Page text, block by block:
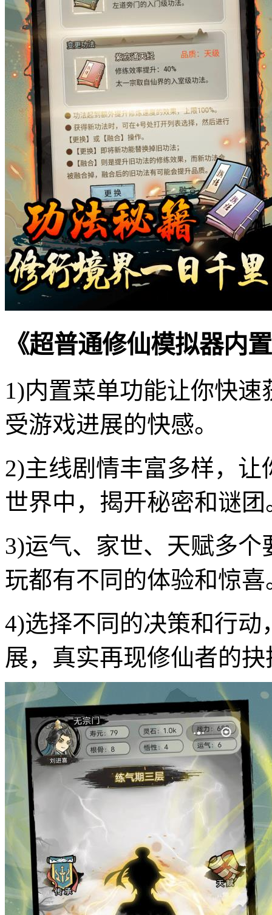
《超普通修仙模拟器内
1)内置菜单功能让你快
受游戏进展的快感。
2)主线剧情丰富多样，
世界中，揭开秘密和谜团
3)运气、家世、天赋多
玩都有不同的体验和惊喜
4)选择不同的决策和行
展，真实再现修仙者的